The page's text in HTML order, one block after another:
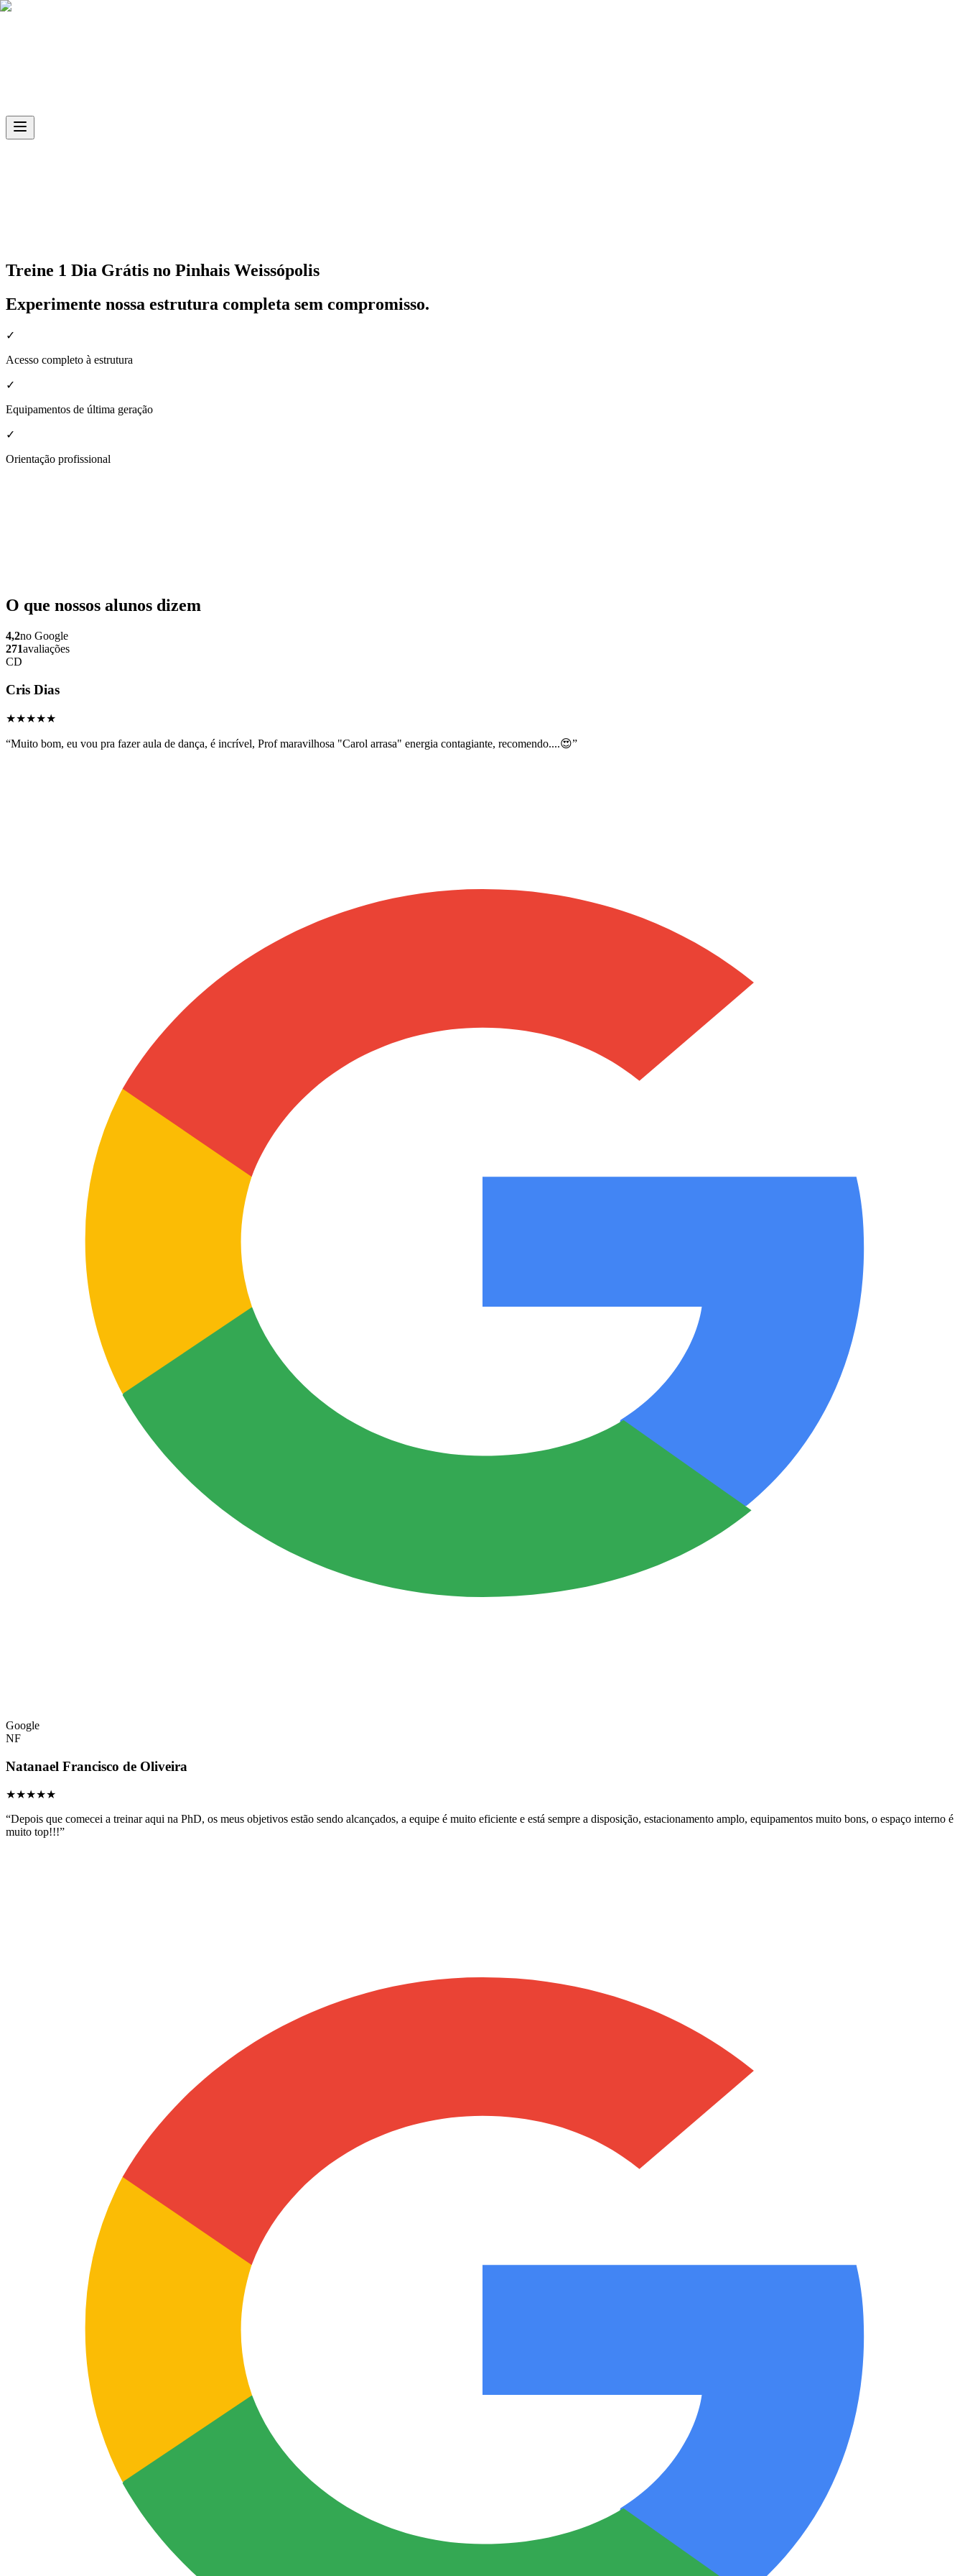
Treine 1 Dia Grátis no Pinhais Weissópolis
Experimente nossa estrutura completa sem compromisso.
✓
Acesso completo à estrutura
✓
Equipamentos de última geração
✓
Orientação profissional
O que nossos alunos dizem
4,2no Google
271avaliações
CD
Cris Dias
★★★★★
“Muito bom, eu vou pra fazer aula de dança, é incrível, Prof maravilhosa "Carol arrasa" energia contagiante, recomendo....😍”
Google
NF
Natanael Francisco de Oliveira
★★★★★
“Depois que comecei a treinar aqui na PhD, os meus objetivos estão sendo alcançados, a equipe é muito eficiente e está sempre a disposição, estacionamento amplo, equipamentos muito bons, o espaço interno é
muito top!!!”